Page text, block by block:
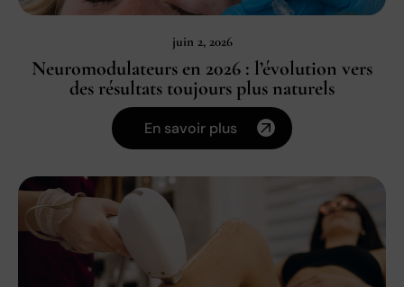
juin 2, 2026
Neuromodulateurs en 2026 : l’évolution vers
des résultats toujours plus naturels
En savoir plus